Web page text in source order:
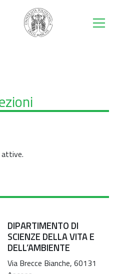
attive.
DIPARTIMENTO DI
SCIENZE DELLA VITA E
DELL’AMBIENTE
Via Brecce Bianche, 60131